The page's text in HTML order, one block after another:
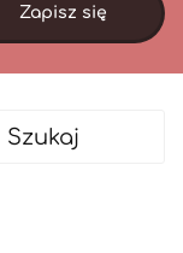
Szukaj